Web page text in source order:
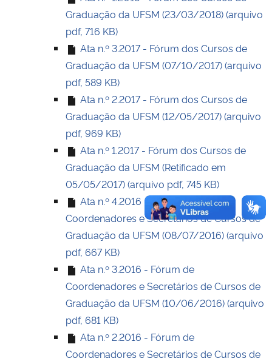
Graduação da UFSM (23/03/2018) (arquivo
pdf, 716 KB)
Ata n.º 3.2017 - Fórum dos Cursos de
Graduação da UFSM (07/10/2017) (arquivo
pdf, 589 KB)
Ata n.º 2.2017 - Fórum dos Cursos de
Graduação da UFSM (12/05/2017) (arquivo
pdf, 969 KB)
Ata n.º 1.2017 - Fórum dos Cursos de
Graduação da UFSM (Retificado em
05/05/2017) (arquivo pdf, 745 KB)
Ata n.º 4.2016 - Fórum de
Coordenadores e Secretários de Cursos de
Graduação da UFSM (08/07/2016) (arquivo
pdf, 667 KB)
Ata n.º 3.2016 - Fórum de
Coordenadores e Secretários de Cursos de
Graduação da UFSM (10/06/2016) (arquivo
pdf, 681 KB)
Ata n.º 2.2016 - Fórum de
Coordenadores e Secretários de Cursos de